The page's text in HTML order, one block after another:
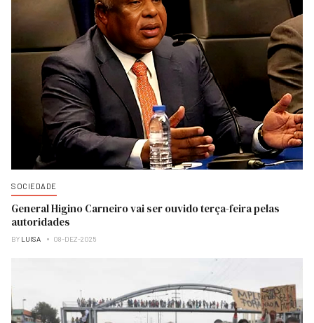
SOCIEDADE
General Higino Carneiro vai ser ouvido terça-feira pelas
autoridades
BY LUISA 08-DEZ-2025